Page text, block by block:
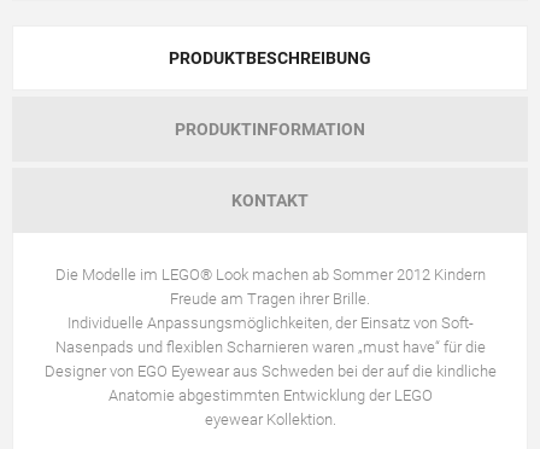
PRODUKTBESCHREIBUNG
PRODUKTINFORMATION
KONTAKT
Die Modelle im LEGO® Look machen ab Sommer 2012 Kindern
Freude am Tragen ihrer Brille.
Individuelle Anpassungsmöglichkeiten, der Einsatz von Soft-
Nasenpads und flexiblen Scharnieren waren „must have“ für die
Designer von EGO Eyewear aus Schweden bei der auf die kindliche
Anatomie abgestimmten Entwicklung der LEGO
eyewear Kollektion.